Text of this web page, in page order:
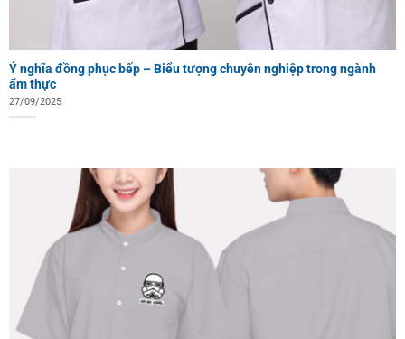
Ý nghĩa đồng phục bếp – Biểu tượng chuyên nghiệp trong ngành
ẩm thực
27/09/2025